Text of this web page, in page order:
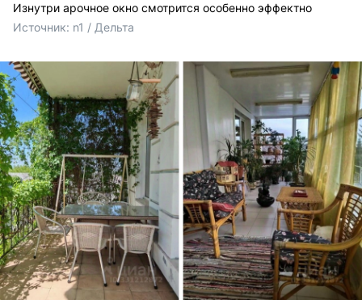
Изнутри арочное окно смотрится особенно эффектно
Источник: n1 / Дельта